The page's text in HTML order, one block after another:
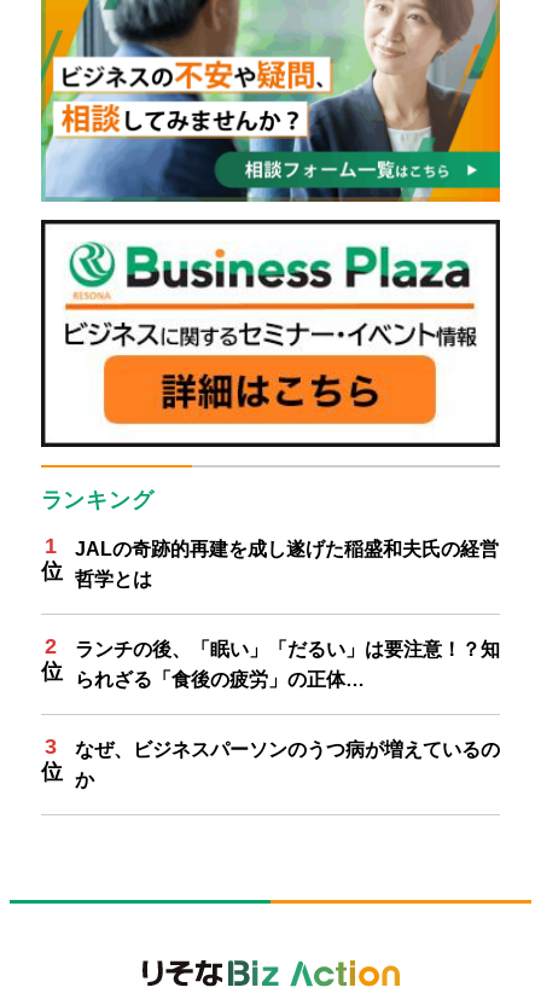
ランキング
JALの奇跡的再建を成し遂げた稲盛和夫氏の経営
哲学とは
ランチの後、「眠い」「だるい」は要注意！？知
られざる「食後の疲労」の正体…
なぜ、ビジネスパーソンのうつ病が増えているの
か